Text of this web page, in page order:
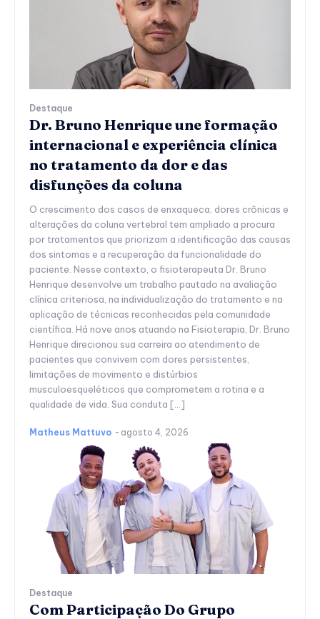
Destaque
Dr. Bruno Henrique une formação
internacional e experiência clínica
no tratamento da dor e das
disfunções da coluna
O crescimento dos casos de enxaqueca, dores crônicas e
alterações da coluna vertebral tem ampliado a procura
por tratamentos que priorizam a identificação das causas
dos sintomas e a recuperação da funcionalidade do
paciente. Nesse contexto, o fisioterapeuta Dr. Bruno
Henrique desenvolve um trabalho pautado na avaliação
clínica criteriosa, na individualização do tratamento e na
aplicação de técnicas reconhecidas pela comunidade
científica. Há nove anos atuando na Fisioterapia, Dr. Bruno
Henrique direcionou sua carreira ao atendimento de
pacientes que convivem com dores persistentes,
limitações de movimento e distúrbios
musculoesqueléticos que comprometem a rotina e a
qualidade de vida. Sua conduta […]
Matheus Mattuvo - agosto 4, 2026
Destaque
Com Participação Do Grupo